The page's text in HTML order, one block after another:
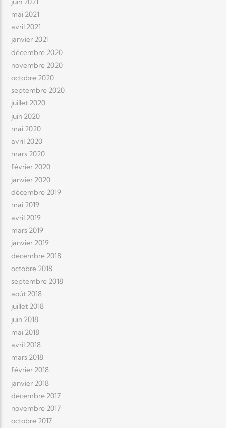
mai 2021
avril 2021
janvier 2021
décembre 2020
novembre 2020
octobre 2020
septembre 2020
juillet 2020
juin 2020
mai 2020
avril 2020
mars 2020
février 2020
janvier 2020
décembre 2019
mai 2019
avril 2019
mars 2019
janvier 2019
décembre 2018
octobre 2018
septembre 2018
août 2018
juillet 2018
juin 2018
mai 2018
avril 2018
mars 2018
février 2018
janvier 2018
décembre 2017
novembre 2017
octobre 2017